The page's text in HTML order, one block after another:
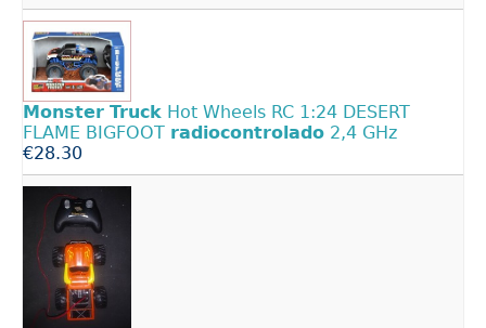
Monster Truck Hot Wheels RC 1:24 DESERT
FLAME BIGFOOT radiocontrolado 2,4 GHz
€28.30